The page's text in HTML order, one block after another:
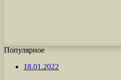
Популярное
18.01.2022